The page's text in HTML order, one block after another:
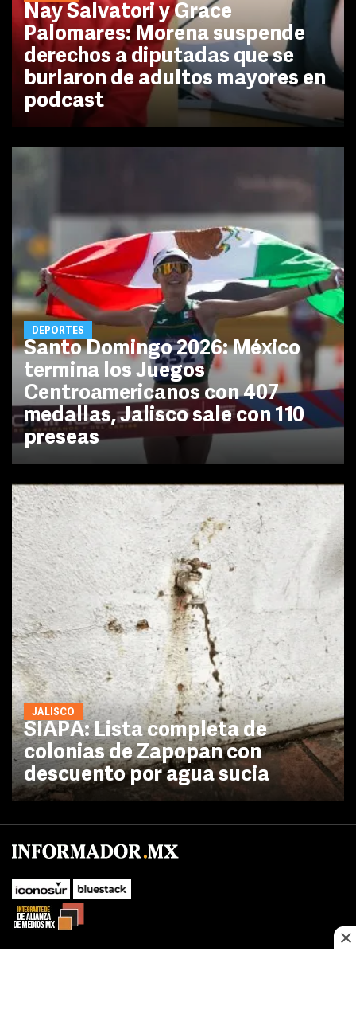
Nay Salvatori y Grace
Palomares: Morena suspende
derechos a diputadas que se
burlaron de adultos mayores en
podcast
DEPORTES
Santo Domingo 2026: México
termina los Juegos
Centroamericanos con 407
medallas, Jalisco sale con 110
preseas
JALISCO
SIAPA: Lista completa de
colonias de Zapopan con
descuento por agua sucia